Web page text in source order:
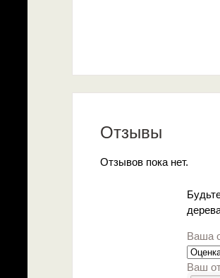
Отзывы
Отзывов пока нет.
Ваша
Ваш